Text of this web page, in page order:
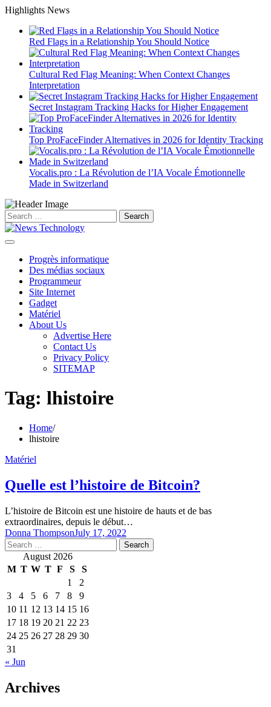
Skip
content
Highlights News
Red Flags in a Relationship You Should Notice
Cultural Red Flag Meaning: When Context Changes
Interpretation
Secret Instagram Tracking Hacks for Higher Engagement
Top ProFaceFinder Alternatives in 2026 for Identity Tracking
Vocalis.pro : La Révolution de l’IA Vocale Émotionnelle
Made in Switzerland
Search
for:
Progrès informatique
Des médias sociaux
Programmeur
Site Internet
Gadget
Matériel
About Us
Advertise Here
Contact Us
Privacy Policy
SITEMAP
Tag: lhistoire
Home
lhistoire
Matériel
Quelle est l’histoire de Bitcoin?
L’histoire de Bitcoin est une histoire de hauts et de bas
extraordinaires, depuis le début…
Donna ThompsonJuly 17, 2022
Search
for: August 2026
M T W T F S
S
1
2
3
4 5 6 7 8
9
10 11 12 13 14 15 16
17 18 19 20 21 22 23
24 25 26 27 28 29 30
31
« Jun
Archives